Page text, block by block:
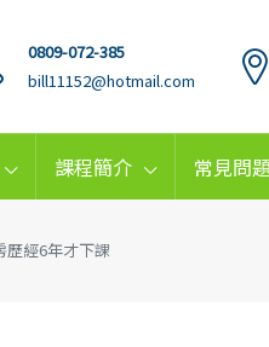
0809-072-385
bill11152@hotmail.com
課程簡介 常見問
經6年才下課